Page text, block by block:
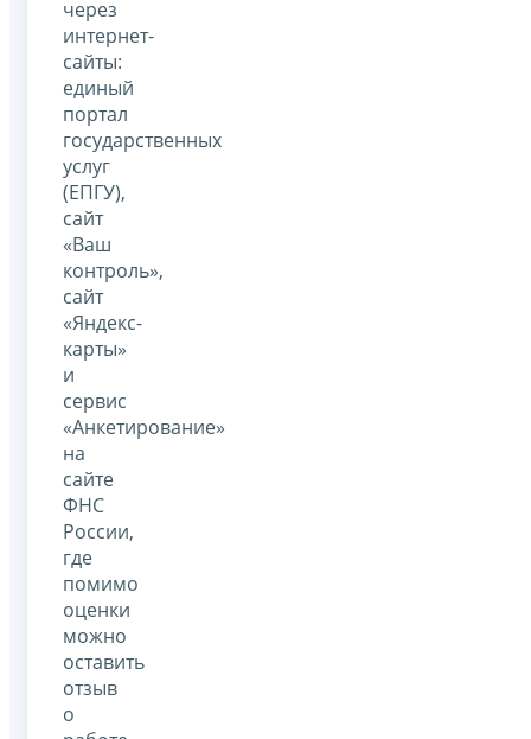
через
интернет-
сайты:
единый
портал
государственных
услуг
(ЕПГУ),
сайт
«Ваш
контроль»,
сайт
«Яндекс-
карты»
и
сервис
«Анкетирование»
на
сайте
ФНС
России,
где
помимо
оценки
можно
оставить
отзыв
о